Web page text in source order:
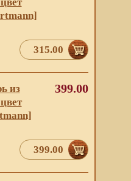
315.00
из
399.00
399.00